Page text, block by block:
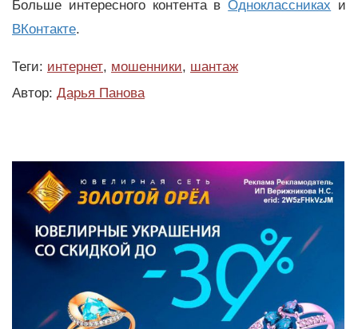
Больше интересного контента вОдноклассниках и
ВКонтакте.
Теги: интернет, мошенники, шантаж
Автор: Дарья Панова